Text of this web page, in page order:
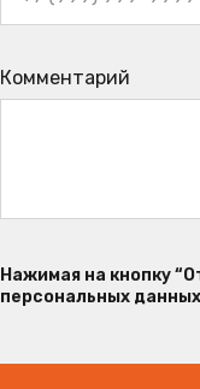
Комментарий
Нажимая на кнопку
персональных